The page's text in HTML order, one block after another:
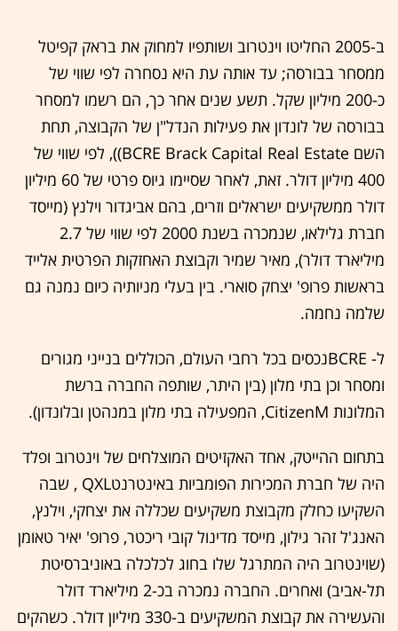
ב-2005 החליטו וינטרוב ושותפיו למחוק את בראק קפיטל
ממסחר בבורסה; עד אותה עת היא נסחרה לפי שווי של
כ-200 מיליון שקל. תשע שנים אחר כך, הם רשמו למסחר
בבורסה של לונדון את פעילות הנדל"ן של הקבוצה, תחת
השם BCRE Brack Capital Real Estate)), לפי שווי של
400 מיליון דולר. זאת, לאחר שסיימו גיוס פרטי של 60 מיליון
דולר ממשקיעים ישראלים וזרים, בהם אביגדור וילנץ (מייסד
חברת גלילאו, שנמכרה בשנת 2000 לפי שווי של 2.7
מיליארד דולר), מאיר שמיר וקבוצת האחזקות הפרטית אלייד
בראשות פרופ' יצחק סוארי. בין בעלי מניותיה כיום נמנה גם
שלמה נחמה.
ל- BCREנכסים בכל רחבי העולם, הכוללים בנייני מגורים
ומסחר וכן בתי מלון (בין היתר, שותפה החברה ברשת
המלונות CitizenM, המפעילה בתי מלון במנהטן ובלונדון).
בתחום ההייטק, אחד האקזיטים המוצלחים של וינטרוב ופלד
היה של חברת המכירות הפומביות באינטרנטQXL , שבה
השקיעו כחלק מקבוצת משקיעים שכללה את יצחקי, וילנץ,
האנג'ל זהר גילון, מייסד מדינול קובי ריכטר, פרופ' יאיר טאומן
(שוינטרוב היה המתרגל שלו בחוג לכלכלה באוניברסיטת
תל-אביב) ואחרים. החברה נמכרה בכ-2 מיליארד דולר
והעשירה את קבוצת המשקיעים ב-330 מיליון דולר. כשהקים